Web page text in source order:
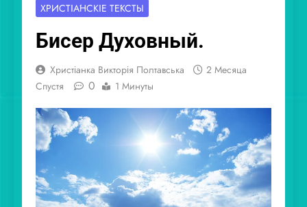
ХРИСТІА́НСКІЕ ТЕ́КСТЫ
Бисер Духовный.
Христіанка Викторія Полтавська
2 Месяца
Спустя
0 1 Минуты